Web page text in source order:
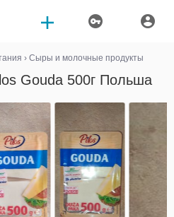
› Сыры и молочные продукты
Gouda 500г Польша